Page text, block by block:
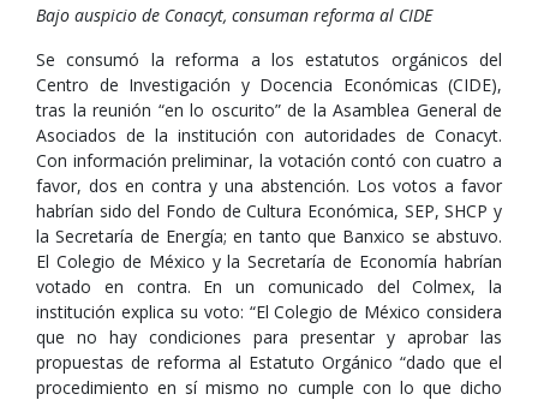
Bajo auspicio de Conacyt, consuman reforma al CIDE
Se consumó la reforma a los estatutos orgánicos del
Centro de Investigación y Docencia Económicas (CIDE),
tras la reunión “en lo oscurito” de la Asamblea General de
Asociados de la institución con autoridades de Conacyt.
Con información preliminar, la votación contó con cuatro a
favor, dos en contra y una abstención. Los votos a favor
habrían sido del Fondo de Cultura Económica, SEP, SHCP y
la Secretaría de Energía; en tanto que Banxico se abstuvo.
El Colegio de México y la Secretaría de Economía habrían
votado en contra. En un comunicado del Colmex, la
institución explica su voto: “El Colegio de México considera
que no hay condiciones para presentar y aprobar las
propuestas de reforma al Estatuto Orgánico “dado que el
procedimiento en sí mismo no cumple con lo que dicho